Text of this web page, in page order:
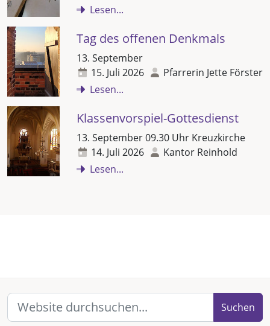
Lesen...
Tag des offenen Denkmals
13. September
15. Juli 2026
Pfarrerin Jette Förster
Lesen...
Klassenvorspiel-Gottesdienst
13. September 09.30 Uhr Kreuzkirche
14. Juli 2026
Kantor Reinhold
Lesen...
Suchen